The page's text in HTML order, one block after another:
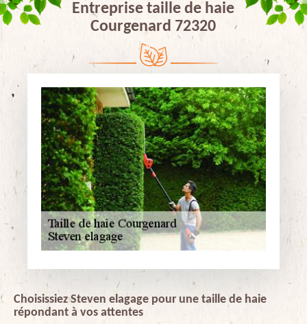
Entreprise taille de haie
Courgenard 72320
Choisissiez Steven elagage pour une taille de haie
répondant à vos attentes